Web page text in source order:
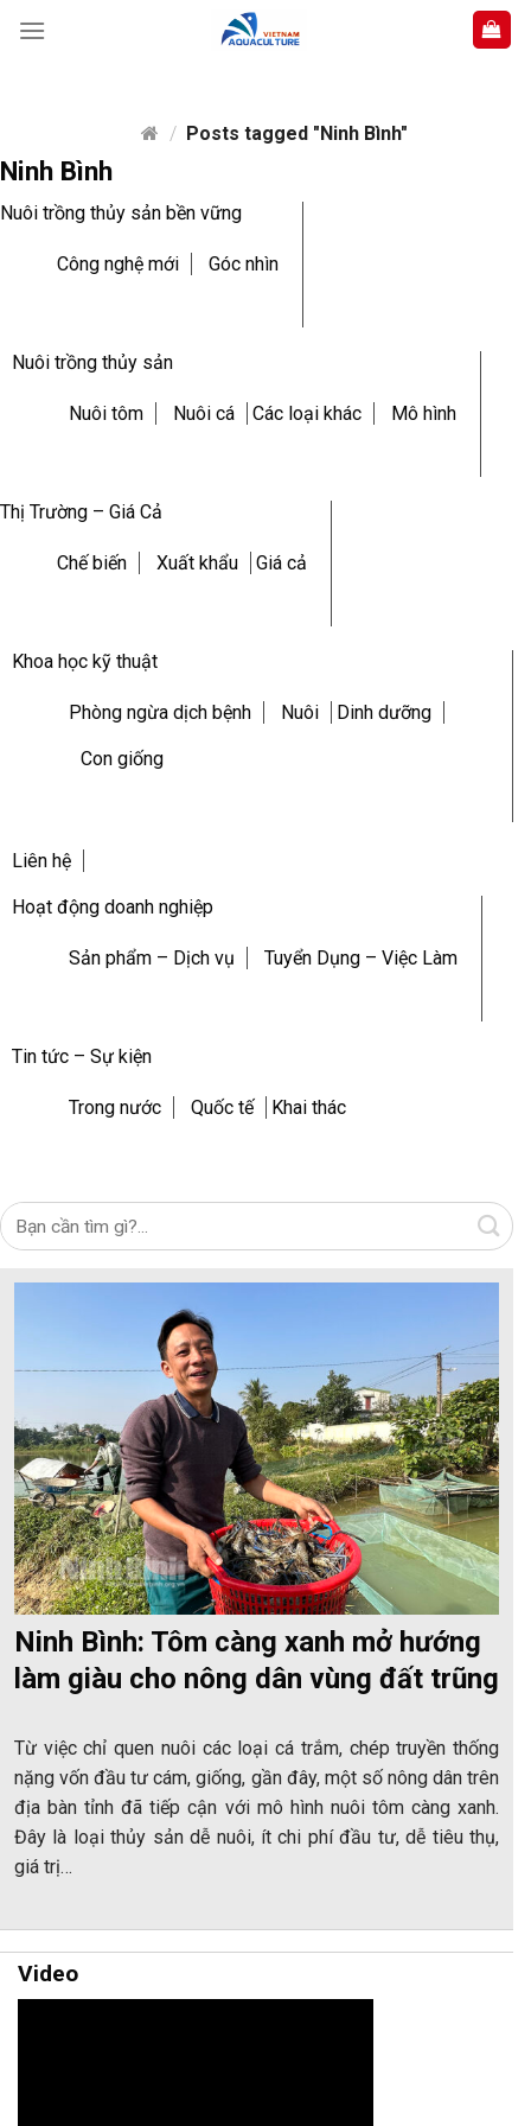
/ Posts tagged "Ninh Bình"
Ninh Bình
Nuôi trồng thủy sản bền vững
Công nghệ mới Góc nhìn
Nuôi trồng thủy sản
Nuôi tôm Nuôi cá Các loại khác Mô hình
Thị Trường – Giá Cả
Chế biến Xuất khẩu Giá cả
Khoa học kỹ thuật
Phòng ngừa dịch bệnh Nuôi Dinh dưỡng
Con giống
Liên hệ
Hoạt động doanh nghiệp
Sản phẩm – Dịch vụ Tuyển Dụng – Việc Làm
Tin tức – Sự kiện
Trong nước Quốc tế Khai thác
Ninh Bình: Tôm càng xanh mở hướng
làm giàu cho nông dân vùng đất trũng
Từ việc chỉ quen nuôi các loại cá trắm, chép truyền thống
nặng vốn đầu tư cám, giống, gần đây, một số nông dân trên
địa bàn tỉnh đã tiếp cận với mô hình nuôi tôm càng xanh.
Đây là loại thủy sản dễ nuôi, ít chi phí đầu tư, dễ tiêu thụ,
giá trị…
Video